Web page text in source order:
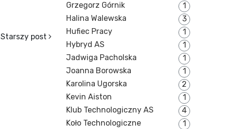
Starszy post
Grzegorz Górnik
1
Halina Walewska
3
Hufiec Pracy
1
Hybryd AS
1
Jadwiga Pacholska
1
Joanna Borowska
1
Karolina Ugorska
2
Kevin Aiston
1
Klub Technologiczny AS
4
Koło Technologiczne
1